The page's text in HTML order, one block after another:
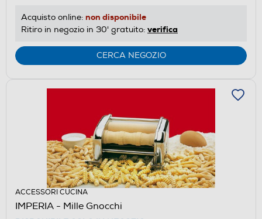
Acquisto online: non disponibile
Ritiro in negozio in 30' gratuito: verifica
CERCA NEGOZIO
ACCESSORI CUCINA
IMPERIA - Mille Gnocchi